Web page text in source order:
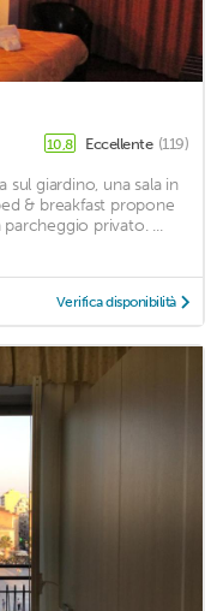
10,8 Eccellente (119)
sul giardino, una sala in
& breakfast propone
privato. ...
Verifica disponibilità